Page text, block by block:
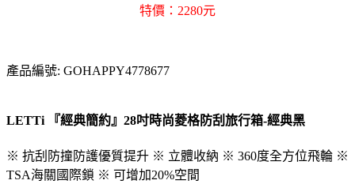
特價：2280元
產品編號: GOHAPPY4778677
LETTi 『經典簡約』28吋時尚菱格防刮旅行箱-經典黑
※ 抗刮防撞防護優質提升 ※ 立體收納 ※ 360度全方位飛輪 ※
TSA海關國際鎖 ※ 可增加20%空間